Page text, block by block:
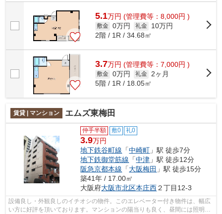
け早めに不動産情報を集めたい方は当社...
5.1万円 (管理費等：8,000円 )
敷金 0万円 礼金
10万円
2階 / 1R / 34.68㎡
3.7万円 (管理費等：7,000円 )
敷金 0万円 礼金
2ヶ月
5階 / 1R / 18.05㎡
賃貸 | マンション エムズ東梅田
仲手半額 敷0 礼0
3.9万円
地下鉄谷町線 「中崎町 」駅 徒歩7分
地下鉄御堂筋線 「中津 」駅 徒歩12分
阪急京都本線 「大阪梅田 」駅 徒歩15分
築41年 / 17.00㎡
大阪府大阪市北区本庄西２丁目12-3
設備良し・外観良しのイチオシの物件。このエレベーター付き物件は、幅広
い方に好評を頂いております。マンションの陽当りも良く、昼間には照明要